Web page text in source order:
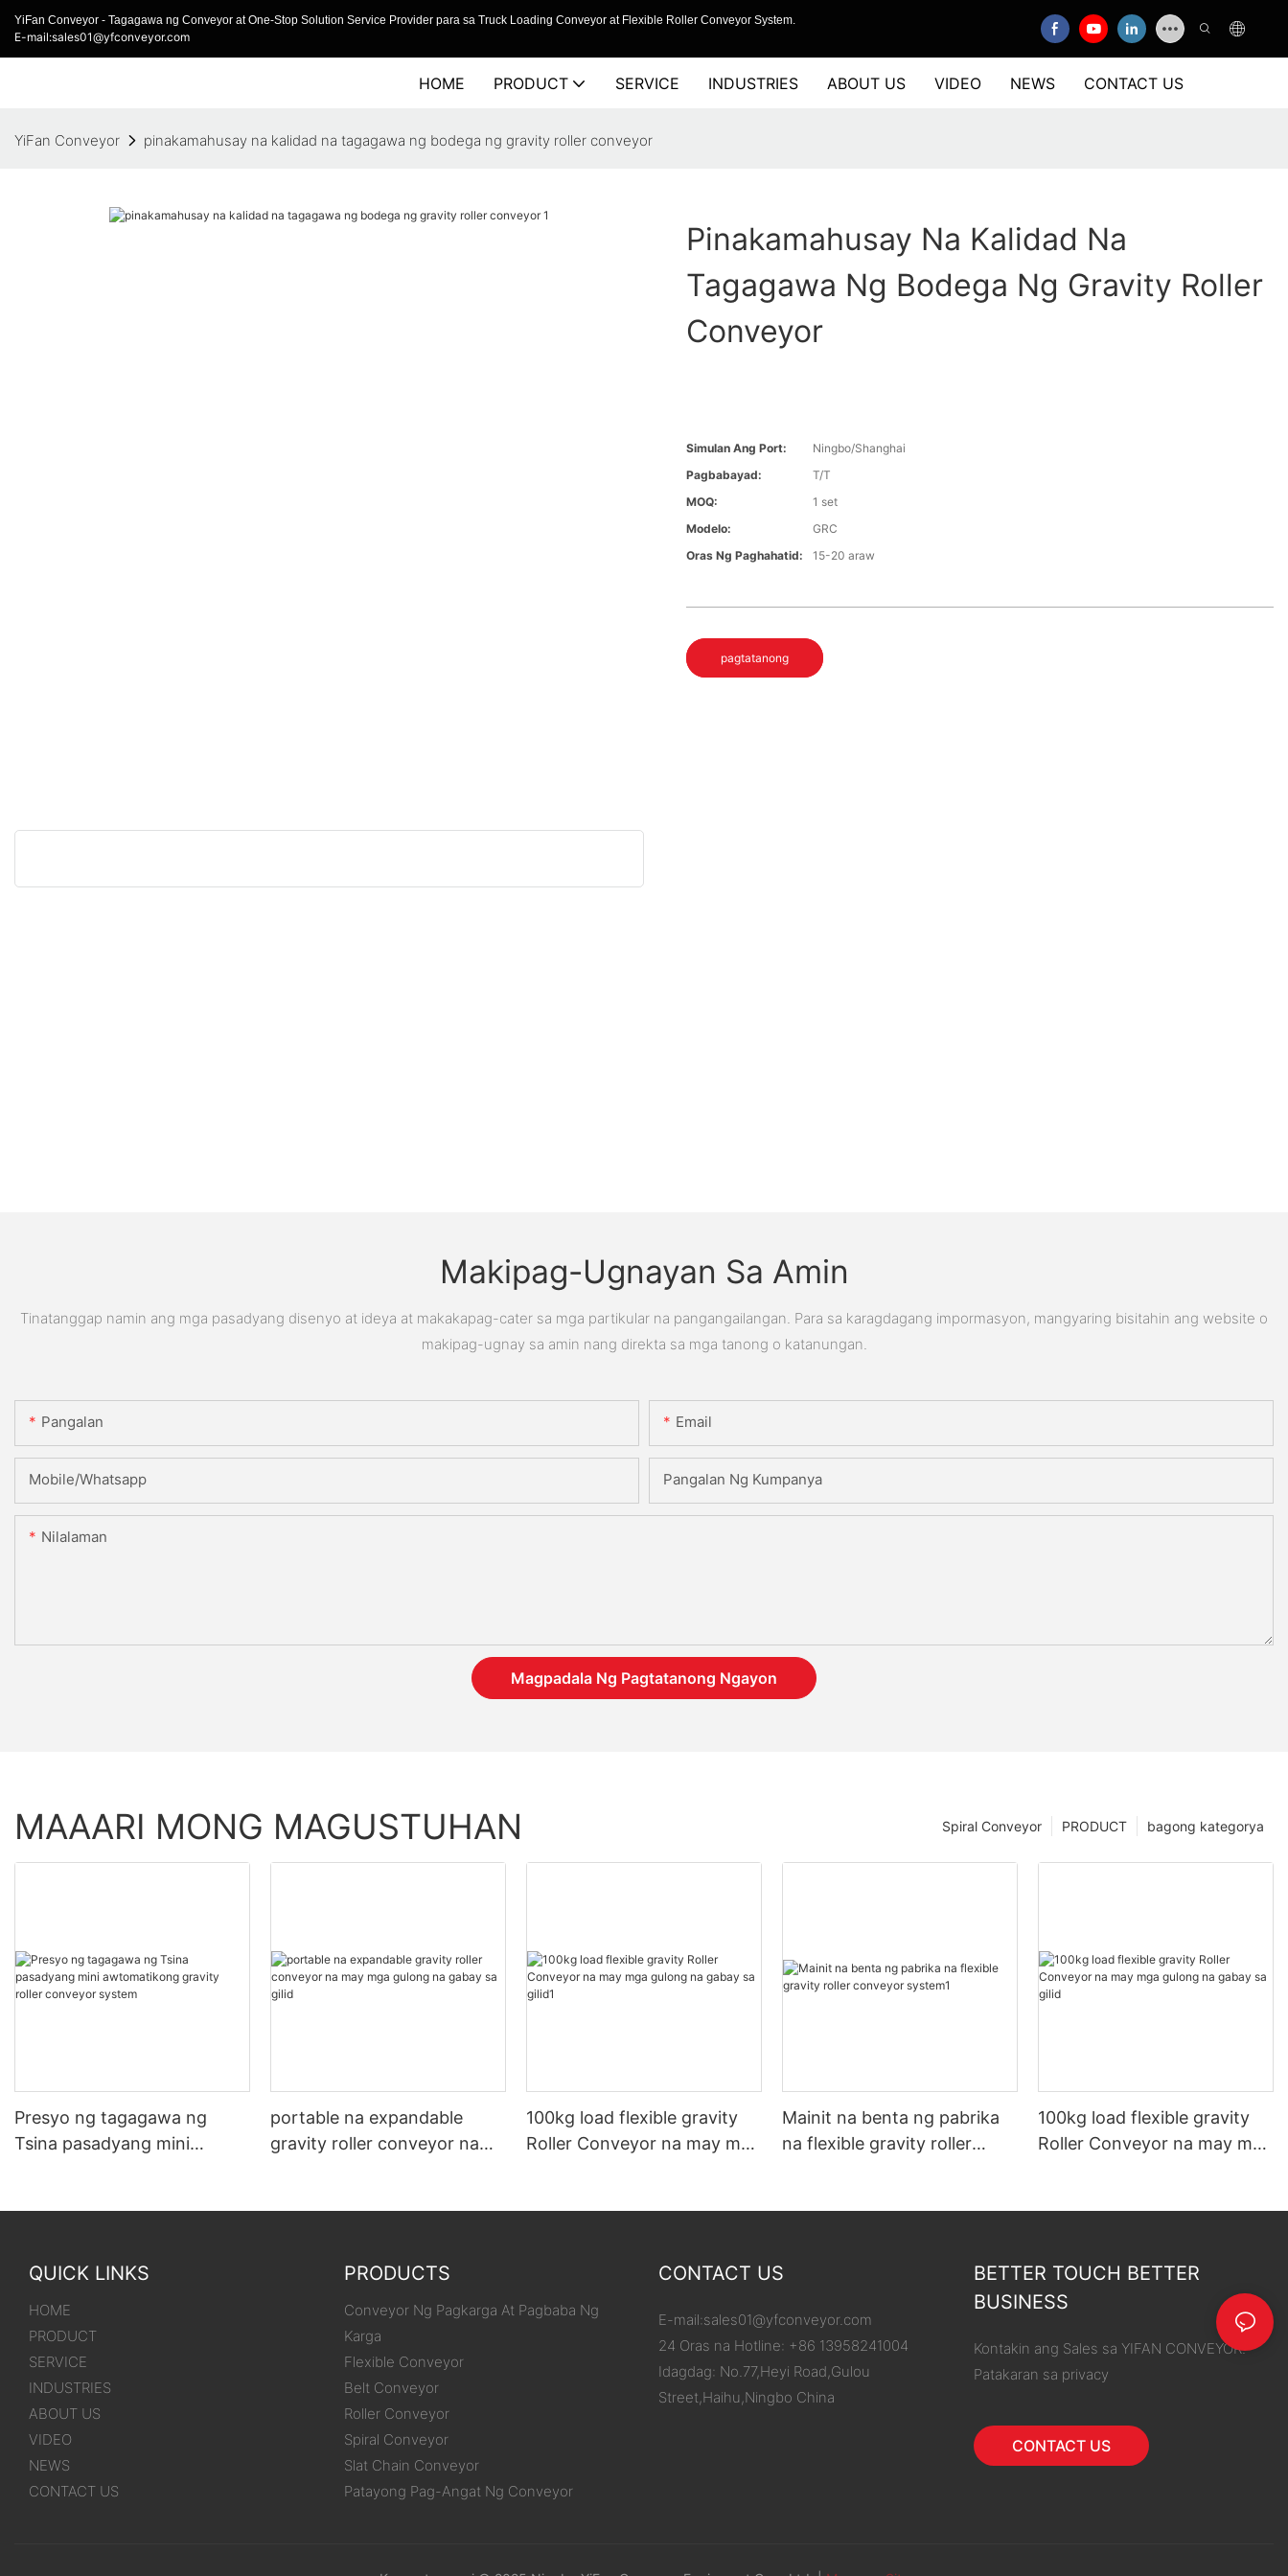
YiFan Conveyor - Tagagawa ng Conveyor at One-Stop Solution Service Provider para sa Truck Loading Conveyor at Flexible Roller Conveyor System.
E-mail:sales01@yfconveyor.com
HOME PRODUCT SERVICE INDUSTRIES ABOUT US VIDEO NEWS CONTACT US
YiFan Conveyor pinakamahusay na kalidad na tagagawa ng bodega ng gravity roller conveyor
Pinakamahusay Na Kalidad Na
Tagagawa Ng Bodega Ng Gravity Roller
Conveyor
Simulan Ang Port:
Ningbo/Shanghai
Pagbabayad:
T/T
MOQ:
1 set
Modelo:
GRC
Oras Ng Paghahatid:
15-20 araw
pagtatanong
Makipag-Ugnayan Sa Amin
Tinatanggap namin ang mga pasadyang disenyo at ideya at makakapag-cater sa mga partikular na pangangailangan. Para sa karagdagang impormasyon, mangyaring bisitahin ang website o
makipag-ugnay sa amin nang direkta sa mga tanong o katanungan.
Pangalan Email
Mobile/Whatsapp Pangalan Ng Kumpanya
Nilalaman
Magpadala Ng Pagtatanong Ngayon
MAAARI MONG MAGUSTUHAN bagong kategorya
PRODUCT
Spiral Conveyor
Presyo ng tagagawa ng
Tsina pasadyang mini
portable na expandable
gravity roller conveyor na
100kg load flexible gravity
Roller Conveyor na may mga
Mainit na benta ng pabrika
na flexible gravity roller
100kg load flexible gravity
Roller Conveyor na may mga
QUICK LINKS
HOME
PRODUCT
SERVICE
INDUSTRIES
ABOUT US
VIDEO
NEWS
CONTACT US
PRODUCTS
Conveyor Ng Pagkarga At Pagbaba Ng
Karga
Flexible Conveyor
Belt Conveyor
Roller Conveyor
Spiral Conveyor
Slat Chain Conveyor
Patayong Pag-Angat Ng Conveyor
CONTACT US
E-mail:sales01@yfconveyor.com
24 Oras na Hotline: +86 13958241004
Idagdag: No.77,Heyi Road,Gulou
Street,Haihu,Ningbo China
BETTER TOUCH BETTER
BUSINESS
Kontakin ang Sales sa YIFAN CONVEYOR.
Patakaran sa privacy
CONTACT US